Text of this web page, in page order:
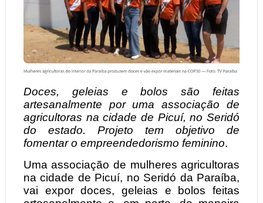
Doces, geleias e bolos são feitas
artesanalmente por uma associação de
agricultoras na cidade de Picuí, no Seridó
do estado. Projeto tem objetivo de
fomentar o empreendedorismo feminino.
Uma associação de mulheres agricultoras
na cidade de Picuí, no Seridó da Paraíba,
vai expor doces, geleias e bolos feitas